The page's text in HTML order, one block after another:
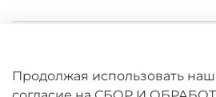
Оферта
Продолжая использовать наш